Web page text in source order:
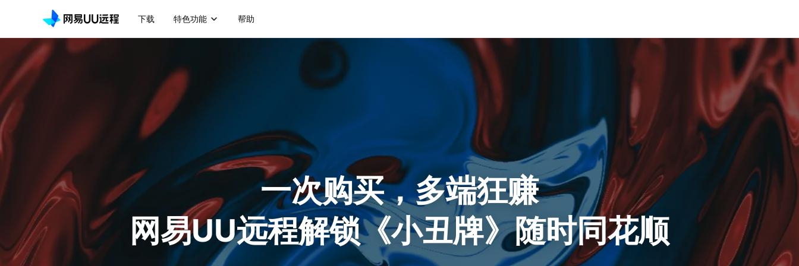
下载 特色功能 帮助
一次购买，多端狂赚
网易UU远程解锁《小丑牌》随时同花顺